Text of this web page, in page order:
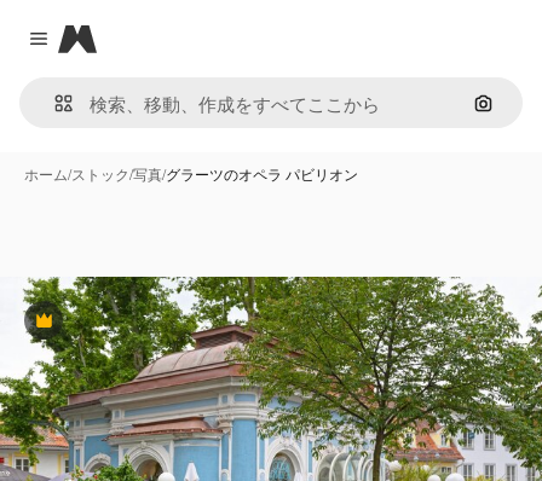
Close menu
Magnific
画像で
ホーム/ストック/写真/グラーツのオペラ パビリオン
Premium